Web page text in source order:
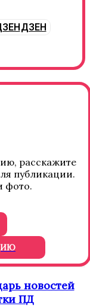
ДЗЕН
расскажите
публикации.
фото.
новостей
ПД